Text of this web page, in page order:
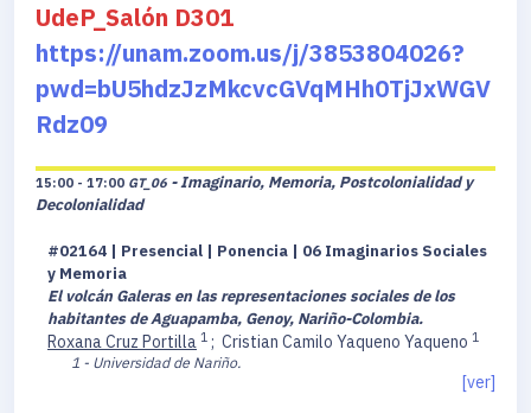
UdeP_Salón D301
https://unam.zoom.us/j/3853804026?
pwd=bU5hdzJzMkcvcGVqMHh0TjJxWGV
Rdz09
15:00 - 17:00 GT_06 - Imaginario, Memoria, Postcolonialidad y
Decolonialidad
#02164 | Presencial | Ponencia | 06 Imaginarios Sociales
y Memoria
El volcán Galeras en las representaciones sociales de los
habitantes de Aguapamba, Genoy, Nariño-Colombia.
Roxana Cruz Portilla 1 ; Cristian Camilo Yaqueno Yaqueno 1
1 - Universidad de Nariño.
[ver]